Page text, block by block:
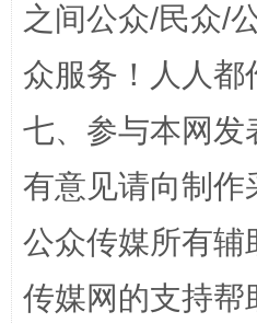
“蜀中异人”王建安的艺
之间公众/民众/
众服务！人人都
七、参与本网发
有意见请向制作
公众传媒所有辅
传媒网的支持帮